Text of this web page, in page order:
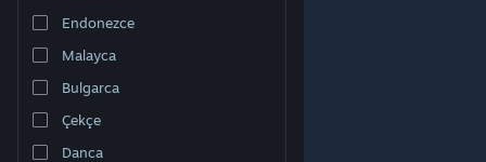
Endonezce
Malayca
Bulgarca
Çekçe
Danca